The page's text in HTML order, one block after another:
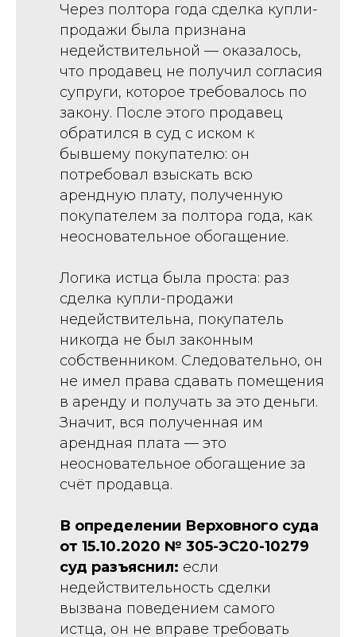
Через полтора года сделка купли-
продажи была признана
недействительной — оказалось,
что продавец не получил согласия
супруги, которое требовалось по
закону. После этого продавец
обратился в суд с иском к
бывшему покупателю: он
потребовал взыскать всю
арендную плату, полученную
покупателем за полтора года, как
неосновательное обогащение.
Логика истца была проста: раз
сделка купли-продажи
недействительна, покупатель
никогда не был законным
собственником. Следовательно, он
не имел права сдавать помещения
в аренду и получать за это деньги.
Значит, вся полученная им
арендная плата — это
неосновательное обогащение за
счёт продавца.
В определении Верховного суда
от 15.10.2020 № 305-ЭС20-10279
суд разъяснил: если
недействительность сделки
вызвана поведением самого
истца, он не вправе требовать